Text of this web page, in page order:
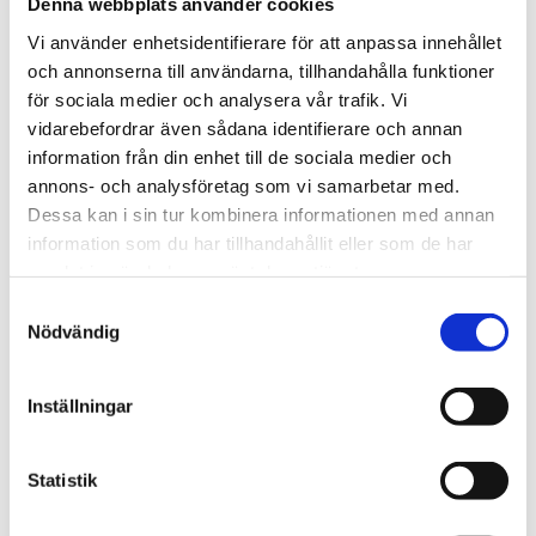
Vi använder enhetsidentifierare för att anpassa innehållet
och annonserna till användarna, tillhandahålla funktioner
för sociala medier och analysera vår trafik. Vi
vidarebefordrar även sådana identifierare och annan
information från din enhet till de sociala medier och
annons- och analysföretag som vi samarbetar med.
Dessa kan i sin tur kombinera informationen med annan
information som du har tillhandahållit eller som de har
Nödvändig
Inställningar
Statistik
LAGAR & REGLER 2026-07-01
Nya tullregler vid Norgegränsen kan ge
längre väntetider – åkerier behöver
Från den 1 juli 2026 ändras reglerna för import av
lågvärdeförsändelser från länder utanför EU. För
Läs mer